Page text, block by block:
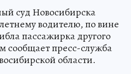
суд Новосибирска
водителю, по вине
пассажирка другого
сообщает пресс-служба
области.